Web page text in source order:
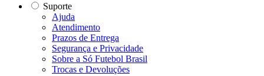
Suporte
Ajuda
Atendimento
Prazos de Entrega
Segurança e Privacidade
Sobre a Só Futebol Brasil
Trocas e Devoluções